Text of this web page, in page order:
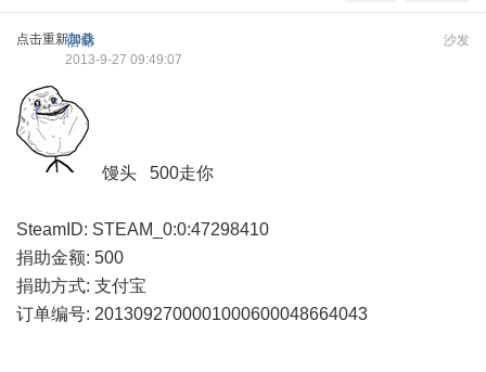
点击重新加载 沙发
宿命
2013-9-27 09:49:07
馒头 500走你
SteamID: STEAM_0:0:47298410
捐助金额: 500
捐助方式: 支付宝
订单编号: 2013092700001000600048664043